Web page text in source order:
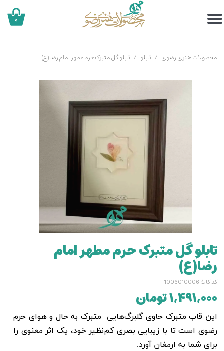
۰
محصولات هنری رضوی تابلو تابلو گل متبرک حرم مطهر امام رضا(ع)
تابلو گل متبرک حرم مطهر امام
رضا(ع)
کد کالا: 1006010006
۱,۴۹۱,۰۰۰ تومان
این قاب متبرک حاوی گلبرگ‌هایی متبرک به حال و هوای حرم
رضوی استتا با زیبایی بصری کم‌نظیر خود، یک اثر معنوی را
برای شما به ارمغان آورد.